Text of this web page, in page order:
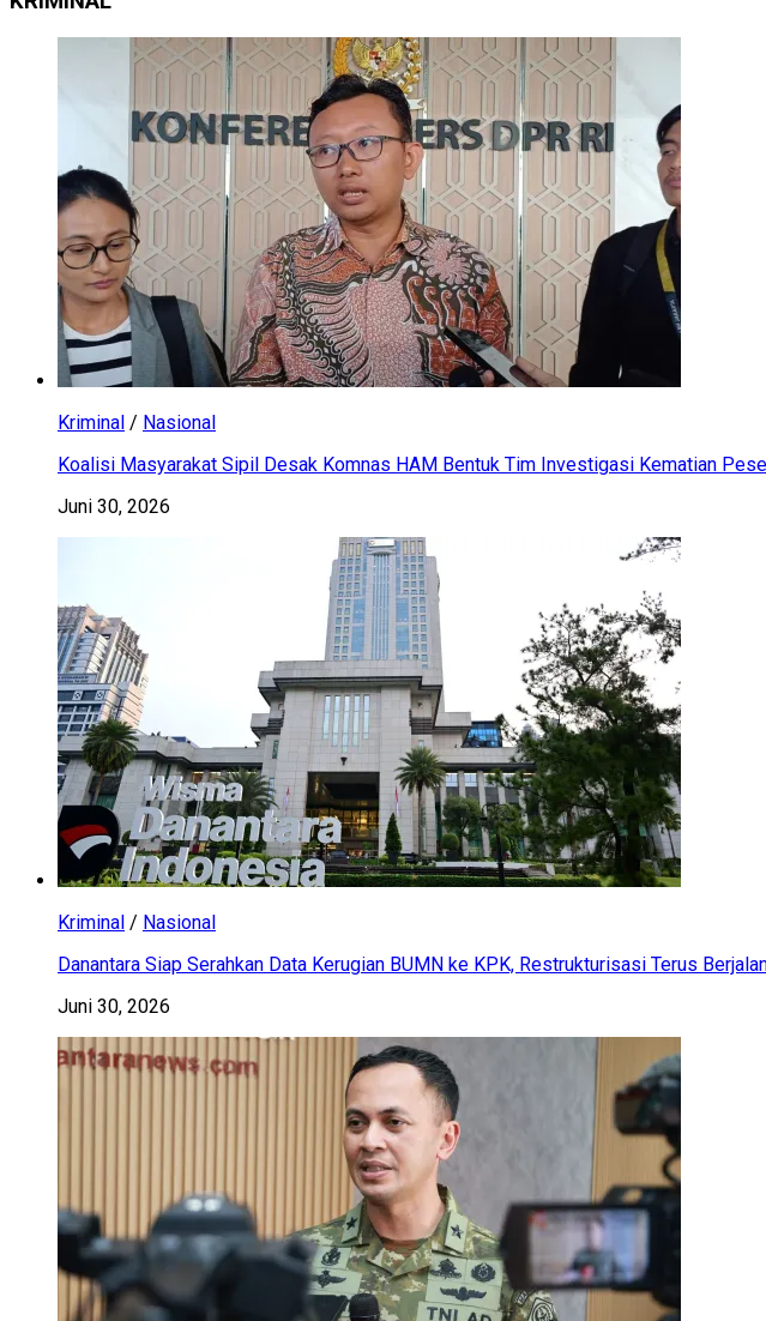
Kriminal / Nasional
Koalisi Masyarakat Sipil Desak Komnas HAM Bentuk Tim Investigasi Kematian
Juni 30, 2026
Kriminal / Nasional
Danantara Siap Serahkan Data Kerugian BUMN ke KPK, Restrukturisasi Terus
Juni 30, 2026